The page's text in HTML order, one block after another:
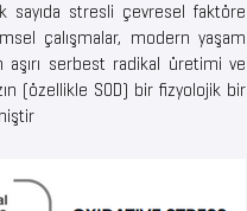
stresli çevresel faktöre
çalışmalar, modern yaşam
serbest radikal üretimi ve
(özellikle SOD) bir fizyolojik bir